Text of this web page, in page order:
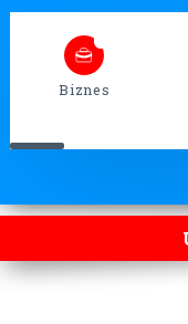
Biznes